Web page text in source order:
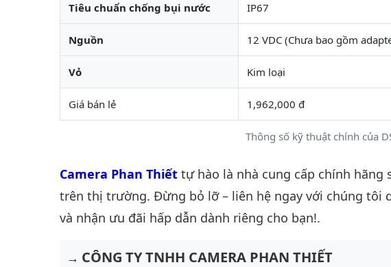
Thông số kỹ thuật chính của
Tiêu chuẩn chống bụi nước IP67
Nguồn 12 VDC (Chưa bao gồm
Vỏ Kim loại
Giá bán lẻ 1,962,000 đ
Camera Phan Thiết tự hào là nhà cung cấp chính hãng
trên thị trường. Đừng bỏ lỡ – liên hệ ngay với chúng tôi
và nhận ưu đãi hấp dẫn dành riêng cho bạn!.
CÔNG TY TNHH CAMERA PHAN THIẾT